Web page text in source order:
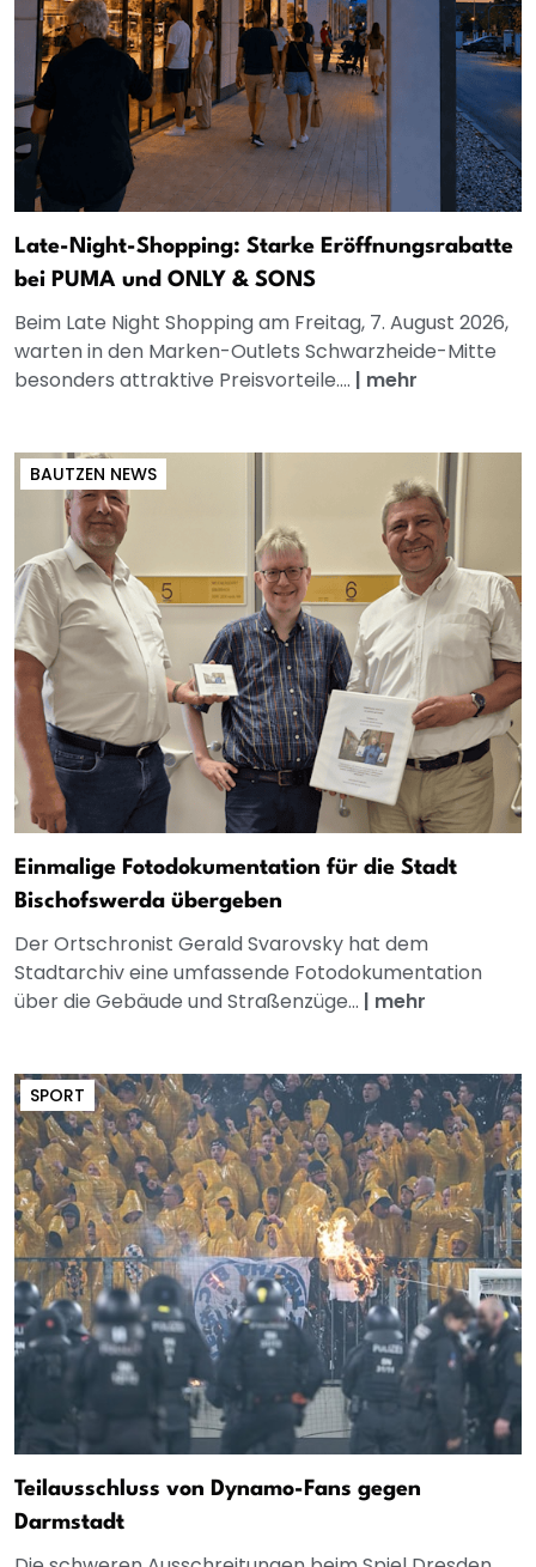
Late-Night-Shopping: Starke Eröffnungsrabatte
bei PUMA und ONLY & SONS
Beim Late Night Shopping am Freitag, 7. August 2026,
warten in den Marken-Outlets Schwarzheide-Mitte
besonders attraktive Preisvorteile.... | mehr
BAUTZEN NEWS
Einmalige Fotodokumentation für die Stadt
Bischofswerda übergeben
Der Ortschronist Gerald Svarovsky hat dem
Stadtarchiv eine umfassende Fotodokumentation
über die Gebäude und Straßenzüge... | mehr
SPORT
Teilausschluss von Dynamo-Fans gegen
Darmstadt